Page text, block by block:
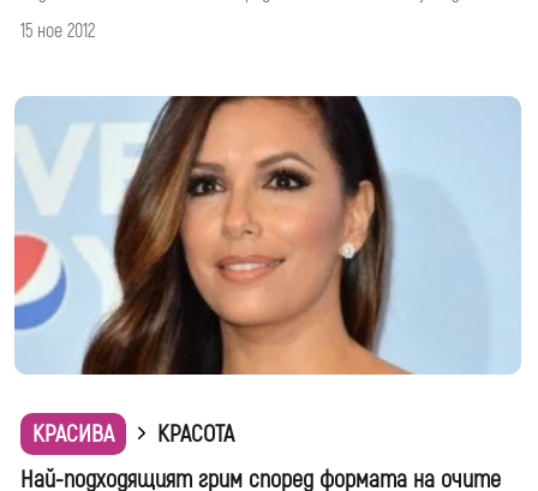
15 ное 2012
КРАСИВА
КРАСОТА
Най-подходящият грим според формата на очите